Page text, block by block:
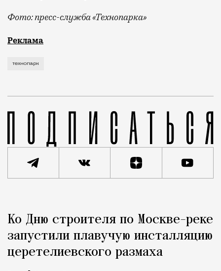
Фото: пресс-служба «Технопарка»
Рекламные кампании техники редко выходят за
Реклама
технопарк
Город
Ко Дню строителя по Москве-реке
запустили плавучую инсталляцию
церетелиевского размаха